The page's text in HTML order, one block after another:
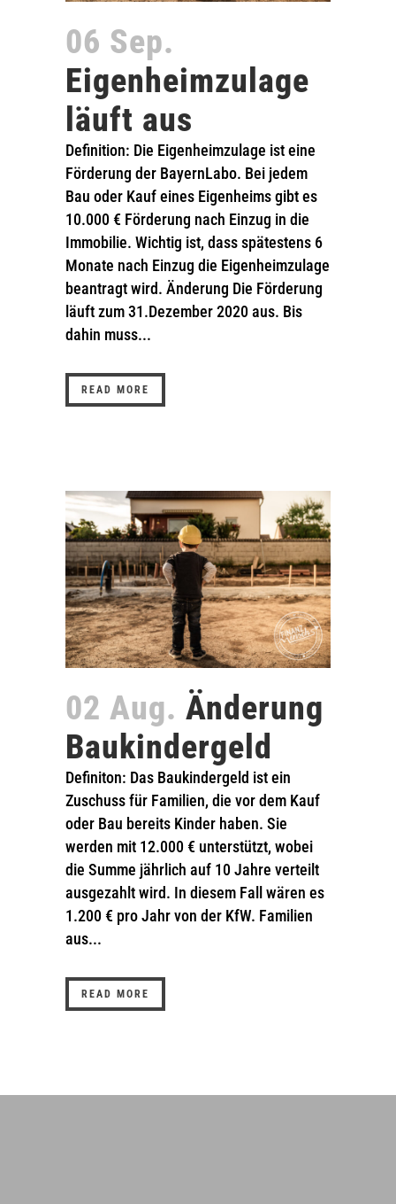
06 Sep.
Eigenheimzulage
läuft aus
Definition: Die Eigenheimzulage ist eine
Förderung der BayernLabo. Bei jedem
Bau oder Kauf eines Eigenheims gibt es
10.000 € Förderung nach Einzug in die
Immobilie. Wichtig ist, dass spätestens 6
Monate nach Einzug die Eigenheimzulage
beantragt wird. Änderung Die Förderung
läuft zum 31.Dezember 2020 aus. Bis
dahin muss...
READ MORE
02 Aug. Änderung
Baukindergeld
Definiton: Das Baukindergeld ist ein
Zuschuss für Familien, die vor dem Kauf
oder Bau bereits Kinder haben. Sie
werden mit 12.000 € unterstützt, wobei
die Summe jährlich auf 10 Jahre verteilt
ausgezahlt wird. In diesem Fall wären es
1.200 € pro Jahr von der KfW. Familien
aus...
READ MORE